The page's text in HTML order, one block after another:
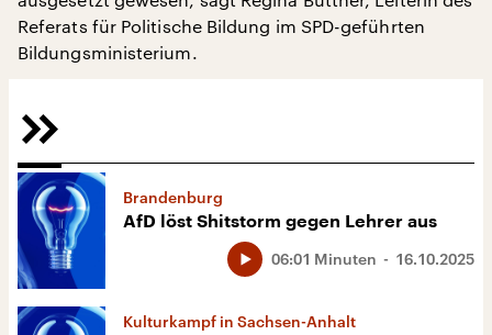
Referats für Politische Bildung im SPD-geführten
Bildungsministerium.
Brandenburg
AfD löst Shitstorm gegen Lehrer aus
16.10.2025
06:01 Minuten
Kulturkampf in Sachsen-Anhalt